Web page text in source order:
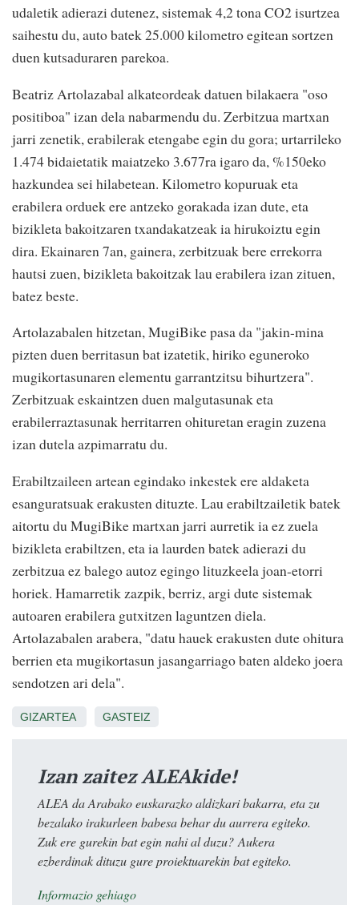
udaletik adierazi dutenez, sistemak 4,2 tona CO2 isurtzea
saihestu du, auto batek 25.000 kilometro egitean sortzen
duen kutsaduraren parekoa.
Beatriz Artolazabal alkateordeak datuen bilakaera "oso
positiboa" izan dela nabarmendu du. Zerbitzua martxan
jarri zenetik, erabilerak etengabe egin du gora; urtarrileko
1.474 bidaietatik maiatzeko 3.677ra igaro da, %150eko
hazkundea sei hilabetean. Kilometro kopuruak eta
erabilera orduek ere antzeko gorakada izan dute, eta
bizikleta bakoitzaren txandakatzeak ia hirukoiztu egin
dira. Ekainaren 7an, gainera, zerbitzuak bere errekorra
hautsi zuen, bizikleta bakoitzak lau erabilera izan zituen,
batez beste.
Artolazabalen hitzetan, MugiBike pasa da "jakin-mina
pizten duen berritasun bat izatetik, hiriko eguneroko
mugikortasunaren elementu garrantzitsu bihurtzera".
Zerbitzuak eskaintzen duen malgutasunak eta
erabilerraztasunak herritarren ohituretan eragin zuzena
izan dutela azpimarratu du.
Erabiltzaileen artean egindako inkestek ere aldaketa
esanguratsuak erakusten dituzte. Lau erabiltzailetik batek
aitortu du MugiBike martxan jarri aurretik ia ez zuela
bizikleta erabiltzen, eta ia laurden batek adierazi du
zerbitzua ez balego autoz egingo lituzkeela joan-etorri
horiek. Hamarretik zazpik, berriz, argi dute sistemak
autoaren erabilera gutxitzen laguntzen diela.
Artolazabalen arabera, "datu hauek erakusten dute ohitura
berrien eta mugikortasun jasangarriago baten aldeko joera
sendotzen ari dela".
GIZARTEA GASTEIZ
Izan zaitez ALEAkide!
ALEA da Arabako euskarazko aldizkari bakarra, eta zu
bezalako irakurleen babesa behar du aurrera egiteko.
Zuk ere gurekin bat egin nahi al duzu? Aukera
ezberdinak dituzu gure proiektuarekin bat egiteko.
Informazio gehiago